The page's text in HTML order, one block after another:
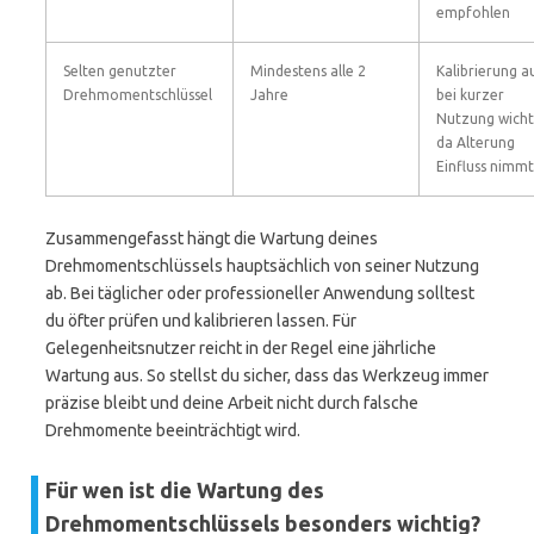
empfohlen
Selten genutzter
Drehmomentschlüssel
Mindestens alle 2
Jahre
Kalibrierung
bei kurzer
Nutzung
da Alterung
Einfluss nimmt
Zusammengefasst hängt die Wartung deines
Drehmomentschlüssels hauptsächlich von seiner Nutzung
ab. Bei täglicher oder professioneller Anwendung solltest
du öfter prüfen und kalibrieren lassen. Für
Gelegenheitsnutzer reicht in der Regel eine jährliche
Wartung aus. So stellst du sicher, dass das Werkzeug immer
präzise bleibt und deine Arbeit nicht durch falsche
Drehmomente beeinträchtigt wird.
Für wen ist die Wartung des
Drehmomentschlüssels besonders wichtig?